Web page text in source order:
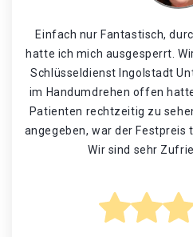
Einfach nur Fantastisch,
hatte ich mich ausgesperrt.
Schlüsseldienst Ingolstadt
im Handumdrehen offen
Patienten rechtzeitig zu
angegeben, war der Festpreis
Wir sind sehr